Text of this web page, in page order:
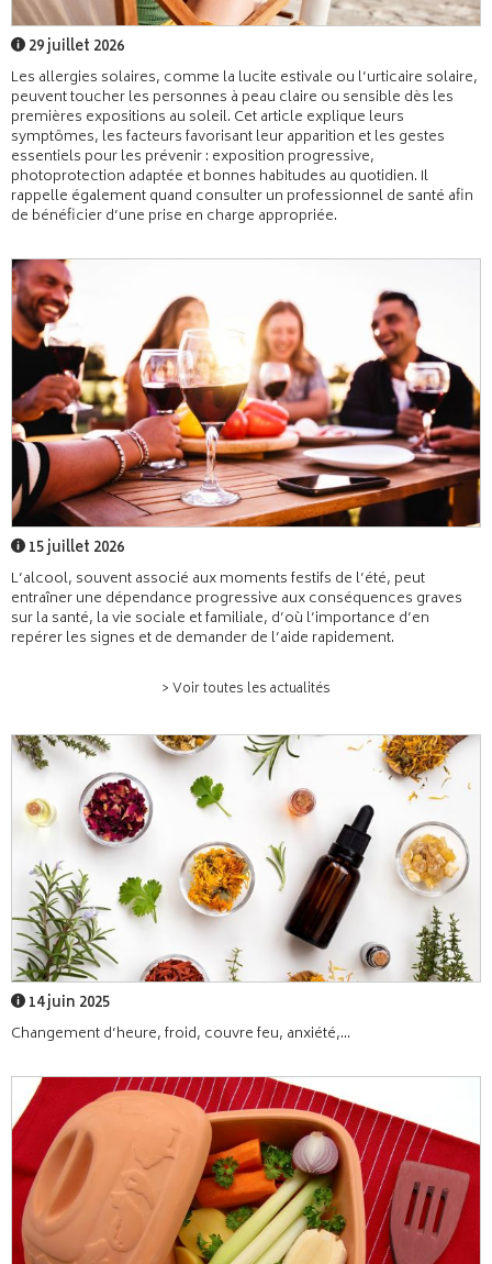
29 juillet 2026
Les allergies solaires, comme la lucite estivale ou l’urticaire solaire,
peuvent toucher les personnes à peau claire ou sensible dès les
premières expositions au soleil. Cet article explique leurs
symptômes, les facteurs favorisant leur apparition et les gestes
essentiels pour les prévenir : exposition progressive,
photoprotection adaptée et bonnes habitudes au quotidien. Il
rappelle également quand consulter un professionnel de santé afin
de bénéficier d’une prise en charge appropriée.
15 juillet 2026
L’alcool, souvent associé aux moments festifs de l’été, peut
entraîner une dépendance progressive aux conséquences graves
sur la santé, la vie sociale et familiale, d’où l’importance d’en
repérer les signes et de demander de l’aide rapidement.
> Voir toutes les actualités
14 juin 2025
Changement d’heure, froid, couvre feu, anxiété,...